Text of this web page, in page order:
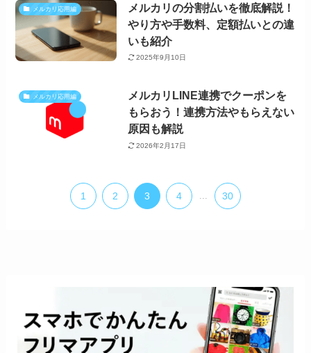
メルカリ応用編
メルカリの分割払いを徹底解説！
やり方や手数料、定額払いとの違
いも紹介
2025年9月10日
メルカリ応用編
メルカリLINE連携でクーポンを
もらおう！連携方法やもらえない
原因も解説
2026年2月17日
1 2 3 4 30